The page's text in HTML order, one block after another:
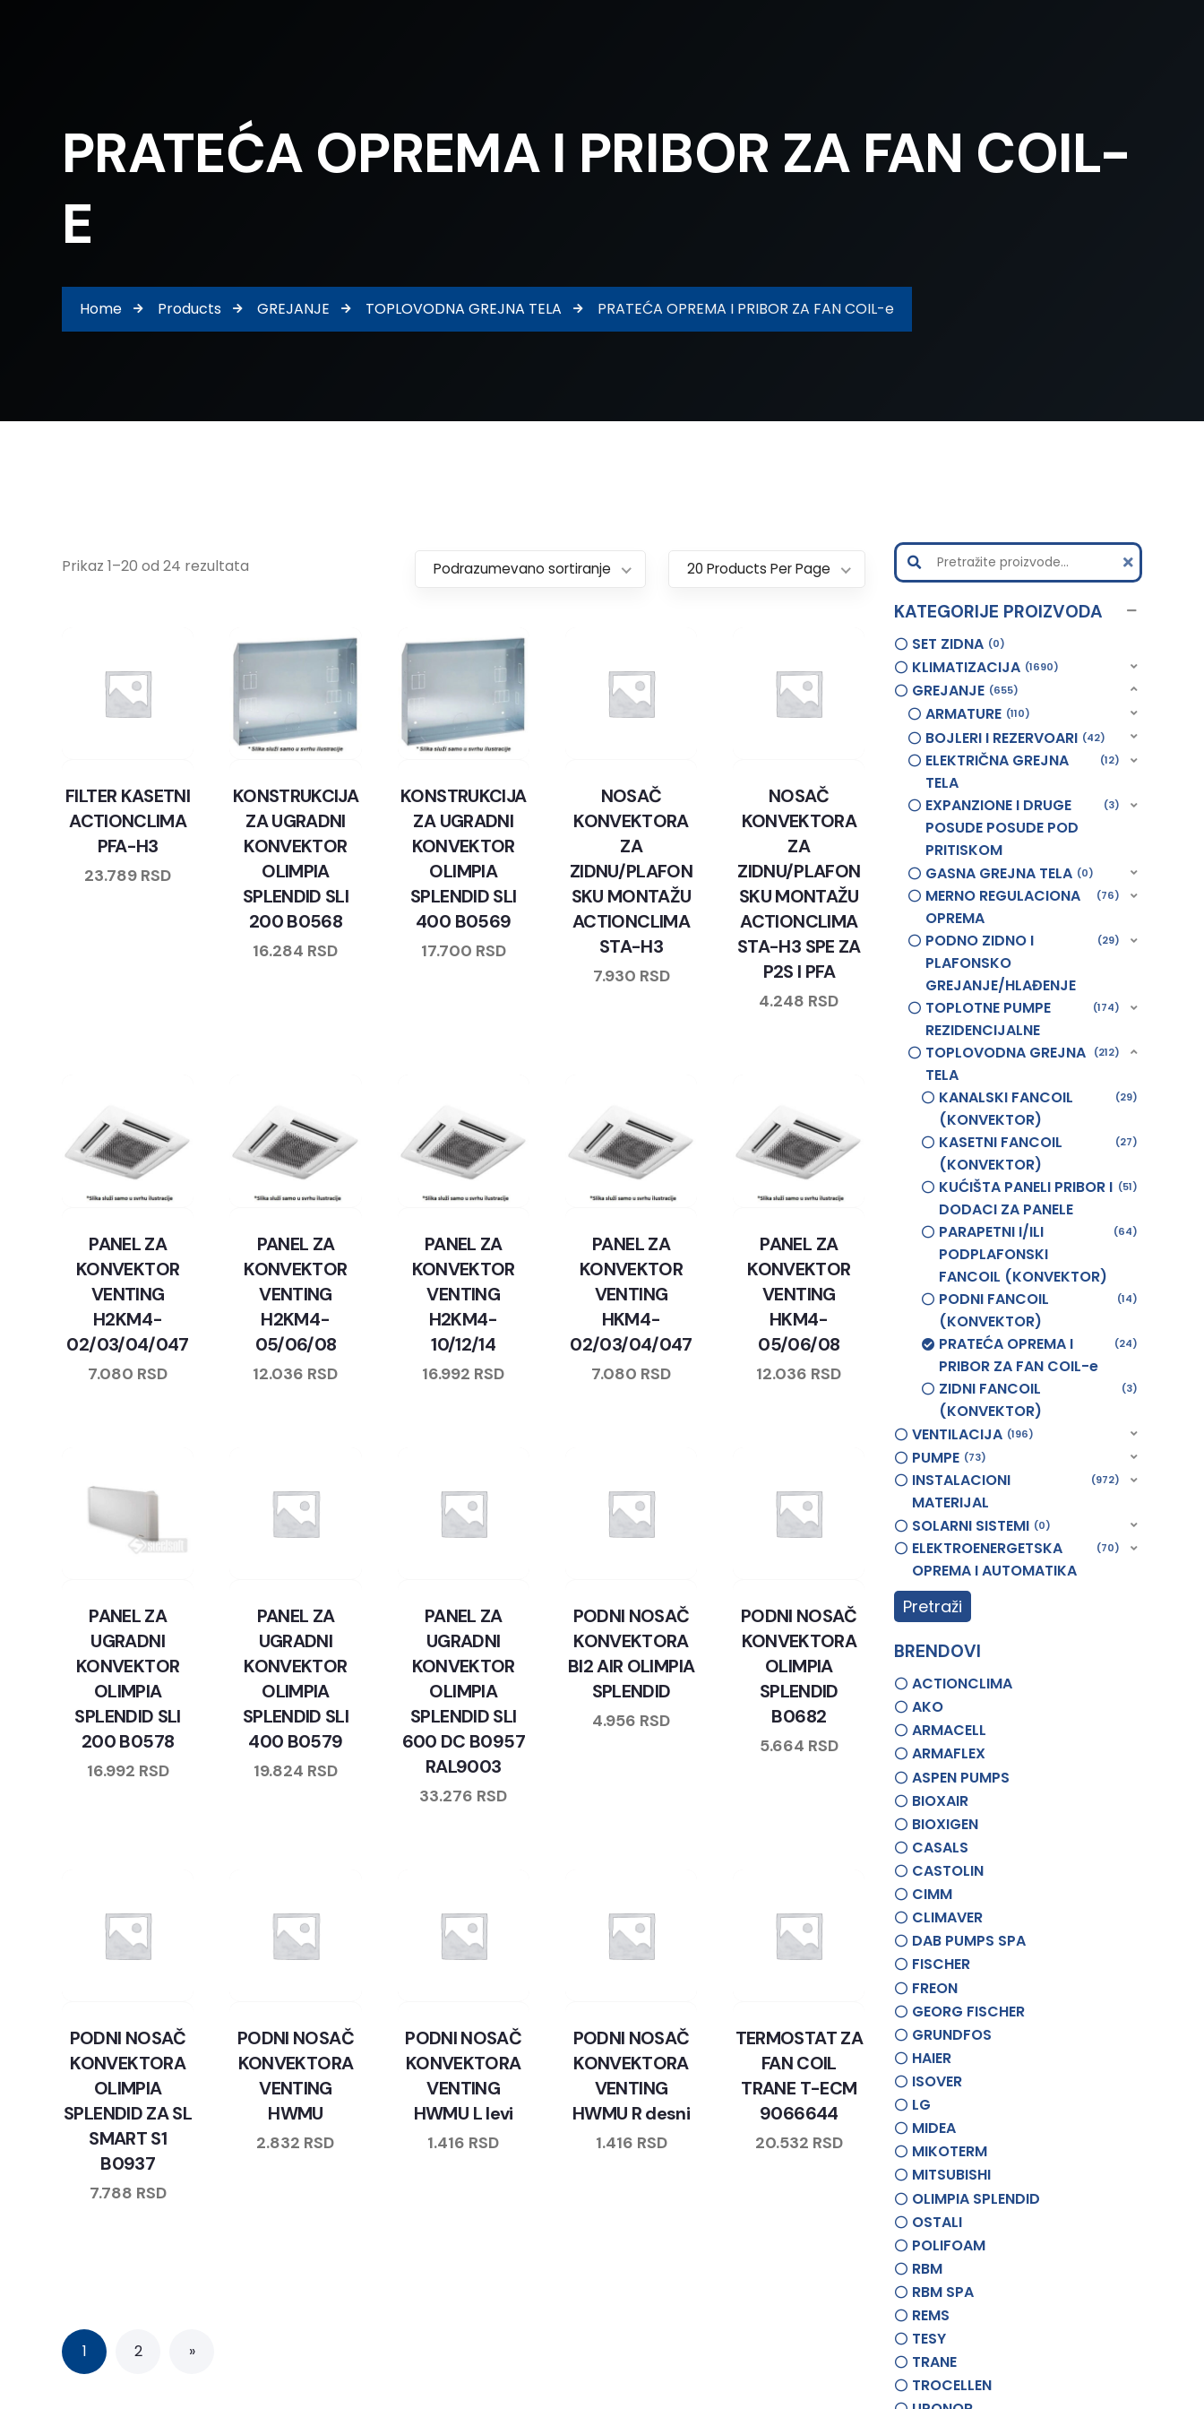
PRATEĆA OPREMA I PRIBOR ZA FAN COIL-
E
Home Products GREJANJE TOPLOVODNA GREJNA TELA PRATEĆA OPREMA I PRIBOR ZA FAN COIL-e
Prikaz 1–20 od 24 rezultata 20 Products Per Page
Podrazumevano sortiranje
FILTER KASETNI
ACTIONCLIMA
PFA-H3
23.789 RSD
KONSTRUKCIJA
ZA UGRADNI
KONVEKTOR
OLIMPIA
SPLENDID SLI
200 B0568
16.284 RSD
KONSTRUKCIJA
ZA UGRADNI
KONVEKTOR
OLIMPIA
SPLENDID SLI
400 B0569
17.700 RSD
NOSAČ
KONVEKTORA
ZA
ZIDNU/PLAFON
SKU MONTAŽU
ACTIONCLIMA
STA-H3
7.930 RSD
NOSAČ
KONVEKTORA
ZA
ZIDNU/PLAFON
SKU MONTAŽU
ACTIONCLIMA
STA-H3 SPE ZA
P2S I PFA
4.248 RSD
PANEL ZA
KONVEKTOR
VENTING
H2KM4-
02/03/04/047
7.080 RSD
PANEL ZA
KONVEKTOR
VENTING
H2KM4-
05/06/08
12.036 RSD
PANEL ZA
KONVEKTOR
VENTING
H2KM4-
10/12/14
16.992 RSD
PANEL ZA
KONVEKTOR
VENTING
HKM4-
02/03/04/047
7.080 RSD
PANEL ZA
KONVEKTOR
VENTING
HKM4-
05/06/08
12.036 RSD
PANEL ZA
UGRADNI
KONVEKTOR
OLIMPIA
SPLENDID SLI
200 B0578
16.992 RSD
PANEL ZA
UGRADNI
KONVEKTOR
OLIMPIA
SPLENDID SLI
400 B0579
19.824 RSD
PANEL ZA
UGRADNI
KONVEKTOR
OLIMPIA
SPLENDID SLI
600 DC B0957
RAL9003
33.276 RSD
PODNI NOSAČ
KONVEKTORA
BI2 AIR OLIMPIA
SPLENDID
4.956 RSD
PODNI NOSAČ
KONVEKTORA
OLIMPIA
SPLENDID
B0682
5.664 RSD
PODNI NOSAČ
KONVEKTORA
OLIMPIA
SPLENDID ZA SL
SMART S1
B0937
7.788 RSD
PODNI NOSAČ
KONVEKTORA
VENTING
HWMU
2.832 RSD
PODNI NOSAČ
KONVEKTORA
VENTING
HWMU L levi
1.416 RSD
PODNI NOSAČ
KONVEKTORA
VENTING
HWMU R desni
1.416 RSD
TERMOSTAT ZA
FAN COIL
TRANE T-ECM
9066644
20.532 RSD
1 2 »
KATEGORIJE PROIZVODA
SET ZIDNA 0
KLIMATIZACIJA 1690
GREJANJE 655
ARMATURE 110
BOJLERI I REZERVOARI 42
ELEKTRIČNA GREJNA
TELA
12
EXPANZIONE I DRUGE
POSUDE POSUDE POD
PRITISKOM
3
GASNA GREJNA TELA 0
MERNO REGULACIONA
OPREMA
76
PODNO ZIDNO I
PLAFONSKO
GREJANJE/HLAĐENJE
29
TOPLOTNE PUMPE
REZIDENCIJALNE
174
TOPLOVODNA GREJNA
TELA
212
KANALSKI FANCOIL
(KONVEKTOR)
29
KASETNI FANCOIL
(KONVEKTOR)
27
KUĆIŠTA PANELI PRIBOR I
DODACI ZA PANELE
51
PARAPETNI I/ILI
PODPLAFONSKI
FANCOIL (KONVEKTOR)
64
PODNI FANCOIL
(KONVEKTOR)
14
PRATEĆA OPREMA I
PRIBOR ZA FAN COIL-e
24
ZIDNI FANCOIL
(KONVEKTOR)
3
VENTILACIJA 196
PUMPE 73
INSTALACIONI
MATERIJAL
972
SOLARNI SISTEMI 0
ELEKTROENERGETSKA
OPREMA I AUTOMATIKA
70
Pretraži
BRENDOVI
ACTIONCLIMA
AKO
ARMACELL
ARMAFLEX
ASPEN PUMPS
BIOXAIR
BIOXIGEN
CASALS
CASTOLIN
CIMM
CLIMAVER
DAB PUMPS SPA
FISCHER
FREON
GEORG FISCHER
GRUNDFOS
HAIER
ISOVER
LG
MIDEA
MIKOTERM
MITSUBISHI
OLIMPIA SPLENDID
OSTALI
POLIFOAM
RBM
RBM SPA
REMS
TESY
TRANE
TROCELLEN